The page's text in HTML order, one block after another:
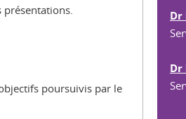
présentations.
poursuivis par le
Dr
Dr